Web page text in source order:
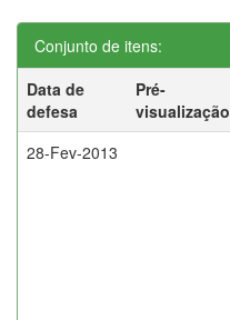
Conjunto de itens:
Data de
defesa
Pré-
visualização
28-Fev-2013